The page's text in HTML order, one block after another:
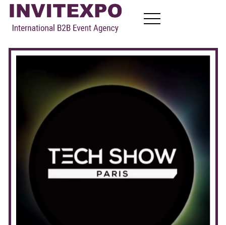
À Propos
Devenez Exposant
B2B Meetings
Nouvelles
Contactez-Nous
EN RU AR